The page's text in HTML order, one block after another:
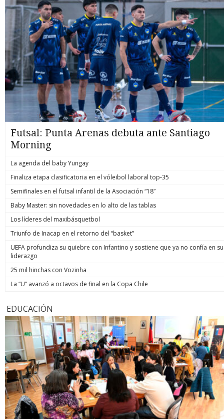
Futsal: Punta Arenas debuta ante Santiago
Morning
La agenda del baby Yungay
Finaliza etapa clasificatoria en el vóleibol laboral top-35
Semifinales en el futsal infantil de la Asociación “18”
Baby Master: sin novedades en lo alto de las tablas
Los líderes del maxibásquetbol
Triunfo de Inacap en el retorno del “basket”
UEFA profundiza su quiebre con Infantino y sostiene que ya no confía en su
liderazgo
25 mil hinchas con Vozinha
La “U” avanzó a octavos de final en la Copa Chile
EDUCACIÓN